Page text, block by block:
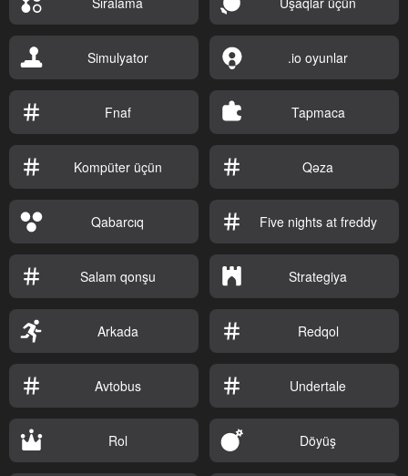
Simulyator .io oyunlar
Fnaf Tapmaca
Kompüter üçün Qəza
Qabarcıq Five nights at freddy
Salam qonşu Strategiya
Arkada Redqol
Avtobus Undertale
Rol Döyüş